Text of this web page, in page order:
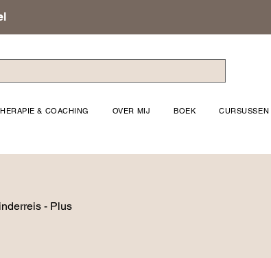
& COACHING OVER MIJ BOEK CURSUSSEN
- Plus